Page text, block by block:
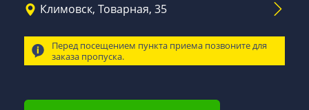
Климовск, Товарная, 35
Перед посещением пункта приема позвоните для
заказа пропуска.